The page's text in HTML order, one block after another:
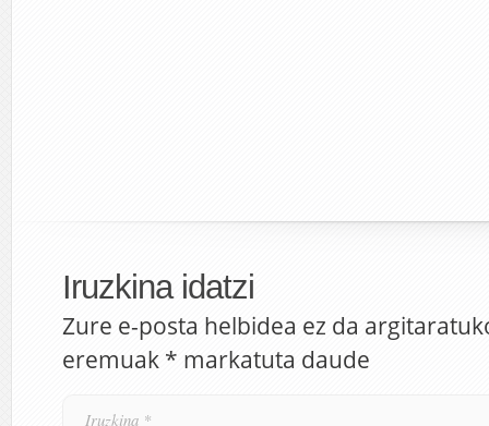
Iruzkina idatzi
Zure e-posta helbidea ez da
eremuak * markatuta daude